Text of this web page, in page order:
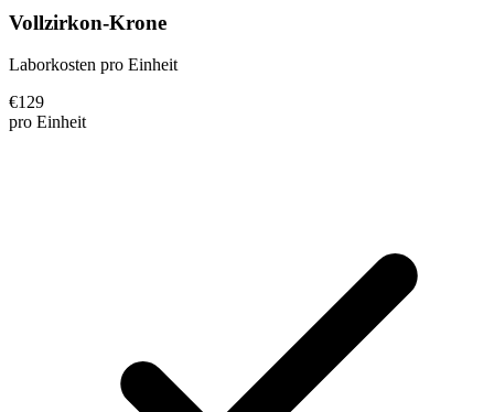
Vollzirkon-Krone
Laborkosten pro Einheit
€129
pro Einheit